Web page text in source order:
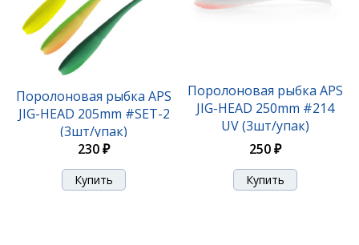
210 ₽
Поролоновая рыбка APS
JIG-HEAD 205mm #SET-2
(3шт/упак)
230 ₽
Поролоновая рыбка APS
JIG-HEAD 250mm #214
UV (3шт/упак)
250 ₽